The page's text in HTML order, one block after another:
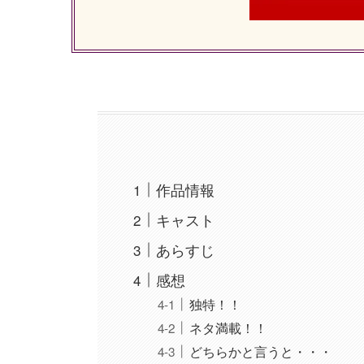
作品情報
キャスト
あらすじ
感想
独特！！
ネタ満載！！
どちらかと言うと・・・